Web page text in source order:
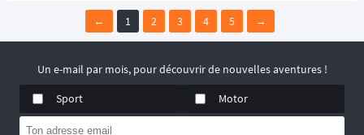
← 1 2 3 4 5 →
Un e-mail par mois, pour découvrir de nouvelles aventures !
Sport
Motor